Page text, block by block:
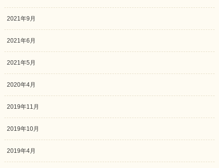
2021年9月
2021年6月
2021年5月
2020年4月
2019年11月
2019年10月
2019年4月